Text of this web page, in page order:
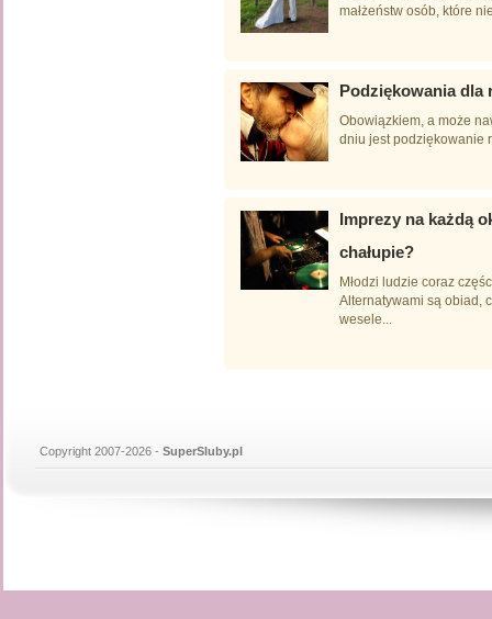
małżeństw osób, które
Podziękowania dla
Obowiązkiem, a może
dniu jest podziękowanie
Imprezy na każdą
chałupie?
Młodzi ludzie coraz
Alternatywami są obiad,
wesele...
Copyright 2007-2026 - SuperSluby.pl